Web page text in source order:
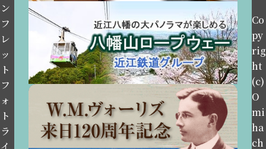
ン
フ
レ
ッ
ト
フ
ォ
ト
ラ
イ
Co
py
rig
ht
(c)
O
mi
ha
ch